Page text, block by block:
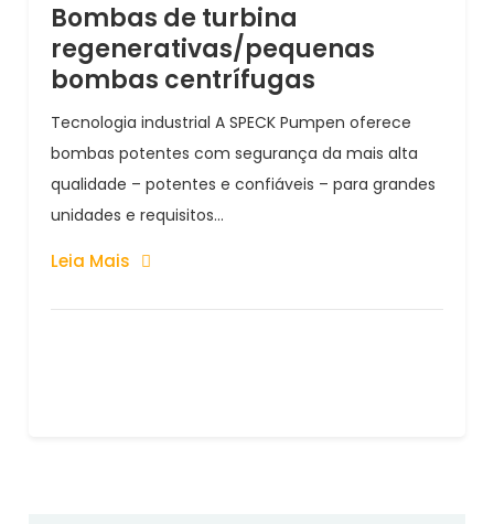
Bombas de turbina
regenerativas/pequenas
bombas centrífugas
Tecnologia industrial A SPECK Pumpen oferece
bombas potentes com segurança da mais alta
qualidade – potentes e confiáveis – para grandes
unidades e requisitos...
Leia Mais